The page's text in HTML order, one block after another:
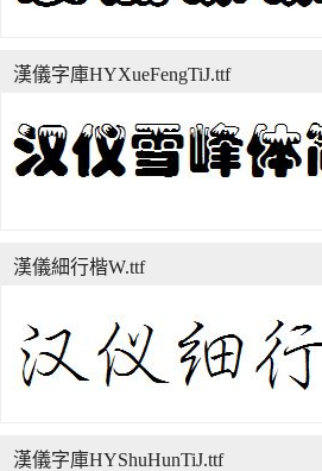
漢儀字庫HYXueFengTiJ.ttf
漢儀細行楷W.ttf
漢儀字庫HYShuHunTiJ.ttf